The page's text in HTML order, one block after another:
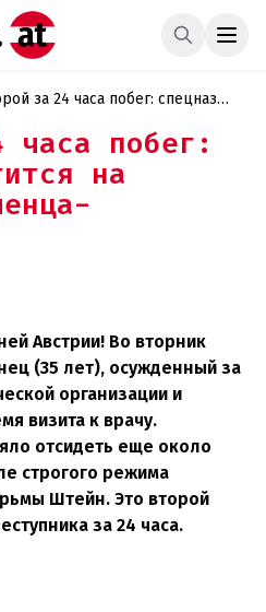
за 24 часа побег: спецназ
часа побег:
на
Австрии! Во вторник
(35 лет), осужденный за
организации и
визита к врачу.
отсидеть еще около
строгого режима
Штейн. Это второй
за 24 часа.